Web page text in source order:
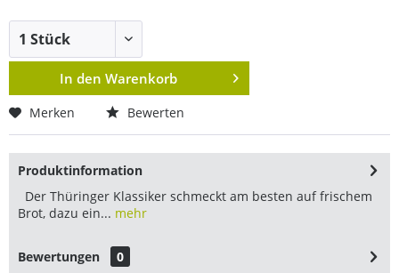
In den Warenkorb
Merken Bewerten
Produktinformation
Der Thüringer Klassiker schmeckt am besten auf frischem
Brot, dazu ein... mehr
Bewertungen
0